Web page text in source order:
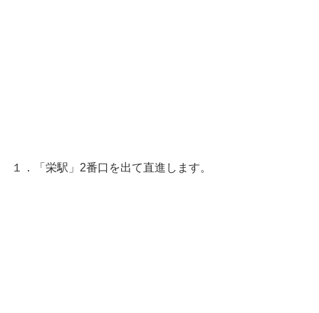
１．「栄駅」2番口を出て直進します。